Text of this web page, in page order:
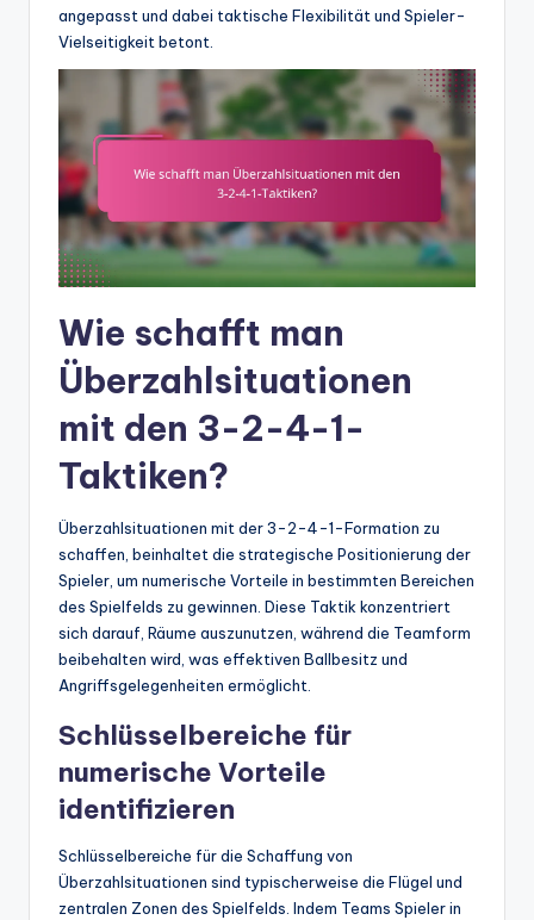
angepasst und dabei taktische Flexibilität und Spieler-
Vielseitigkeit betont.
Wie schafft man
Überzahlsituationen
mit den 3-2-4-1-
Taktiken?
Überzahlsituationen mit der 3-2-4-1-Formation zu
schaffen, beinhaltet die strategische Positionierung der
Spieler, um numerische Vorteile in bestimmten Bereichen
des Spielfelds zu gewinnen. Diese Taktik konzentriert
sich darauf, Räume auszunutzen, während die Teamform
beibehalten wird, was effektiven Ballbesitz und
Angriffsgelegenheiten ermöglicht.
Schlüsselbereiche für
numerische Vorteile
identifizieren
Schlüsselbereiche für die Schaffung von
Überzahlsituationen sind typischerweise die Flügel und
zentralen Zonen des Spielfelds. Indem Teams Spieler in